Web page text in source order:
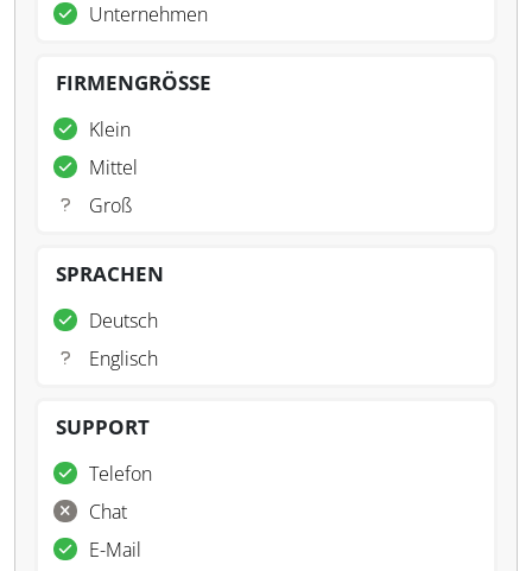
Unternehmen
FIRMENGRÖSSE
Klein
Mittel
Groß
SPRACHEN
Deutsch
Englisch
SUPPORT
Telefon
Chat
E-Mail